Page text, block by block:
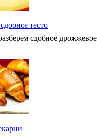
тесто
сдобное дрожжевое